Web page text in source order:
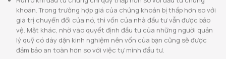
khoán. Trong trường hợp giá của chứng khoán bị thấp hơn so với
giá trị chuyển đổi của nó, thì vốn của nhà đầu tư vẫn được bảo
vệ. Mặt khác, nhờ vào quyết định đầu tư của những người quản
lý quỹ có dày dặn kinh nghiệm nên vốn của bạn cũng sẽ được
đảm bảo an toàn hơn so với việc tự mình đầu tư.